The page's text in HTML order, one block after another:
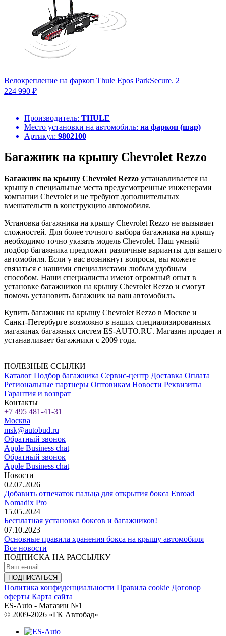
Велокрепление на фаркоп Thule Epos ParkSecure. 2
224 990 ₽
Производитель: THULE
Место установки на автомобиль: на фаркоп (шар)
Артикул: 9802100
Багажник на крышу Chevrolet Rezzo
Багажник на крышу Chevrolet Rezzo устанавливается на
крышу в специальные места предусмотренные инженерами
компании Chevrolet и не требуют дополнительных
вмешательств в конструкцию автомобиля.
Установка багажника на крышу Chevrolet Rezzo не вызывает
сложностей. Для более точного выбора багажника на крышу
необходимо точно указать модель Chevrolet. Наш умный
подбор багажника предложит различные варианты для вашего
автомобиля. Если у вас возникнут вопросы, вы можете
связаться с нашими специалистами любым удобным
способом. Наши специалисты имеют огромный опыт в
установке багажников на крышу Chevrolet Rezzo и смогут
помочь установить багажник на ваш автомобиль.
Купить багажник на крышу Chevrolet Rezzo в Москве и
Санкт-Петербурге возможно в наших специализированных
магазинах багажных систем ES-AUTO.RU. Магазин продает и
устанавливает багажники с 2009 года.
ПОЛЕЗНЫЕ ССЫЛКИ
Каталог Подбор багажника Сервис-центр Доставка Оплата
Региональные партнеры Оптовикам Новости Реквизиты
Гарантия и возврат
Контакты
+7 495 481-41-31
Москва
msk@autobud.ru
Обратный звонок
Apple Business chat
Обратный звонок
Apple Business chat
Новости
02.07.2026
Добавить отпечаток пальца для открытия бокса Enroad
Nomadix Pro
15.05.2024
Бесплатная установка боксов и багажников!
07.10.2023
Основные правила хранения бокса на крышу автомобиля
Все новости
ПОДПИСКА НА РАССЫЛКУ
Политика конфиденциальности Правила cookie Договор
оферты Карта сайта
ES-Auto - Магазин №1
© 2009-2026 «ГК Автобад»